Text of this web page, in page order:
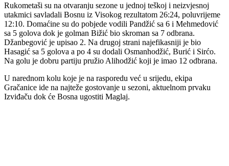
Rukometaši su na otvaranju sezone u jednoj teškoj i neizvjesnoj
utakmici savladali Bosnu iz Visokog rezultatom 26:24, poluvrijeme
12:10. Domaćine su do pobjede vodili Pandžić sa 6 i Mehmedović
sa 5 golova dok je golman Bižić bio skroman sa 7 odbrana.
Džanbegović je upisao 2. Na drugoj strani najefikasniji je bio
Hasagić sa 5 golova a po 4 su dodali Osmanhodžić, Burić i Sirćo.
Na golu je dobru partiju pružio Alihodžić koji je imao 12 odbrana.
U narednom kolu koje je na rasporedu već u srijedu, ekipa
Gračanice ide na najteže gostovanje u sezoni, aktuelnom prvaku
Izviđaču dok će Bosna ugostiti Maglaj.